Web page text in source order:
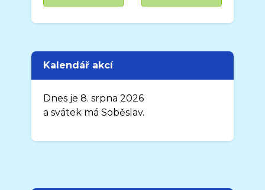
Kalendář akcí
Dnes je 8. srpna 2026
a svátek má Soběslav.